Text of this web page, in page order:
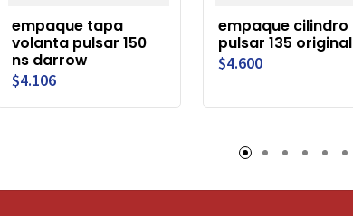
empaque tapa
volanta pulsar 150
ns darrow
$4.106
empaque cilindro
pulsar 135 original
$4.600